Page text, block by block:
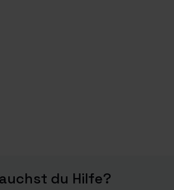
du Hilfe?